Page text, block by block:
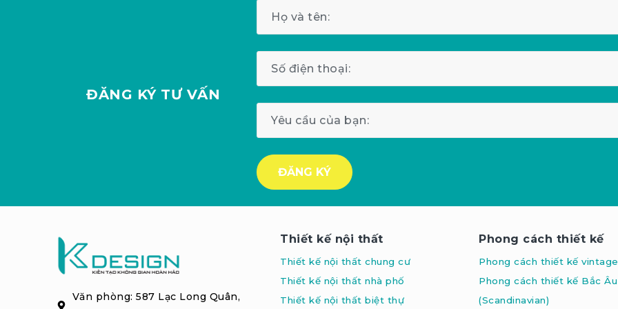
ĐĂNG KÝ TƯ VẤN
Văn phòng: 587 Lạc Long Quân,
Thiết kế nội thất
Thiết kế nội thất chung cư
Thiết kế nội thất nhà phố
Thiết kế nội thất biệt thự
Phong cách thiết kế
Phong cách thiết kế vintage
Phong cách thiết kế Bắc Âu
(Scandinavian)